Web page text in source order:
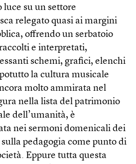
su un settore
relegato quasi ai margini
offrendo un serbatoio
e interpretati,
schemi, grafici, elenchi
la cultura musicale
molto ammirata nel
nella lista del patrimonio
dell’umanità, è
nei sermoni domenicali dei
pedagogia come punto di
Eppure tutta questa